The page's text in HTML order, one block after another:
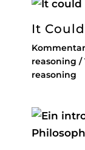
It
reasoning /
reasoning